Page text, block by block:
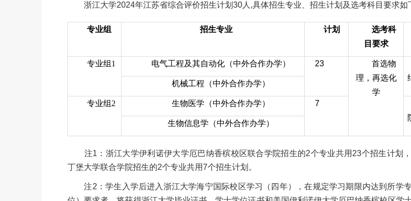
浙江大学2024年江苏省综合评价招生计划30人,具体招生专业、招生计划及选考科目要求如
专业组 招生专业 计划
选考科
目要求
专业组 1 电气工程及其自动化（中外合作办学） 23
首选物
理，再选化
学
机械工程（中外合作办学）
专业组 2 生物医学（中外合作办学） 7
生物信息学（中外合作办学）
注1：浙江大学伊利诺伊大学厄巴纳香槟校区联合学院招生的2个专业共用23个招生计划
丁堡大学联合学院招生的2个专业共用7个招生计划。
注2：学生入学后进入浙江大学海宁国际校区学习（四年），在规定学习期限内达到所学